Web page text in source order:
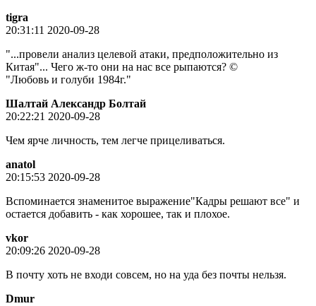
tigra
20:31:11 2020-09-28
"...провели анализ целевой атаки, предположительно из
Китая"... Чего ж-то они на нас все рыпаются? ©
"Любовь и голуби 1984г."
Шалтай Александр Болтай
20:22:21 2020-09-28
Чем ярче личность, тем легче прицеливаться.
anatol
20:15:53 2020-09-28
Вспоминается знаменитое выражение"Кадры решают все" и
остается добавить - как хорошее, так и плохое.
vkor
20:09:26 2020-09-28
В почту хоть не входи совсем, но на уда без почты нельзя.
Dmur